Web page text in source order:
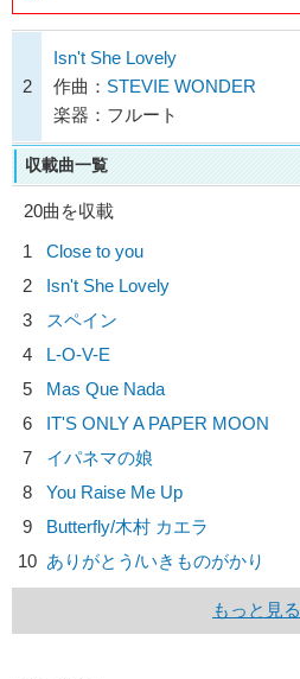
2
Isn't She Lovely
作曲： STEVIE WONDER
楽器：フルート
収載曲一覧
20曲を収載
1
Close to you
2
Isn't She Lovely
3
スペイン
4
L-O-V-E
5
Mas Que Nada
6
IT'S ONLY A PAPER MOON
7
イパネマの娘
8
You Raise Me Up
9
Butterfly/木村 カエラ
10 ありがとう/いきものがかり
もっと見る